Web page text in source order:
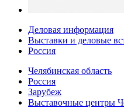
Деловая информация
Выставки и деловые
Россия
Челябинская область
Россия
Зарубеж
Выставочные центры